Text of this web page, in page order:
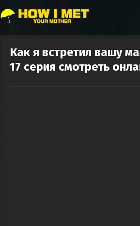
Как я встретил вашу
17 серия смотреть